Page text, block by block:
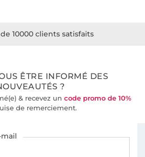
de 10000 clients satisfaits
ÊTRE INFORMÉ DES
?
& recevez un code promo de 10%
de remerciement.